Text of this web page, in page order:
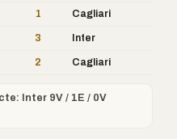
1 Cagliari
3 Inter
2 Cagliari
Inter 9V / 1E / 0V